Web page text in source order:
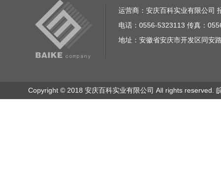
运营商：安庆百科实业有限公司
电话：0556-5323113 传真：
地址：安徽省安庆市开发区同安
Copyright © 2018 安庆百科实业有限公司 All rights reserved.